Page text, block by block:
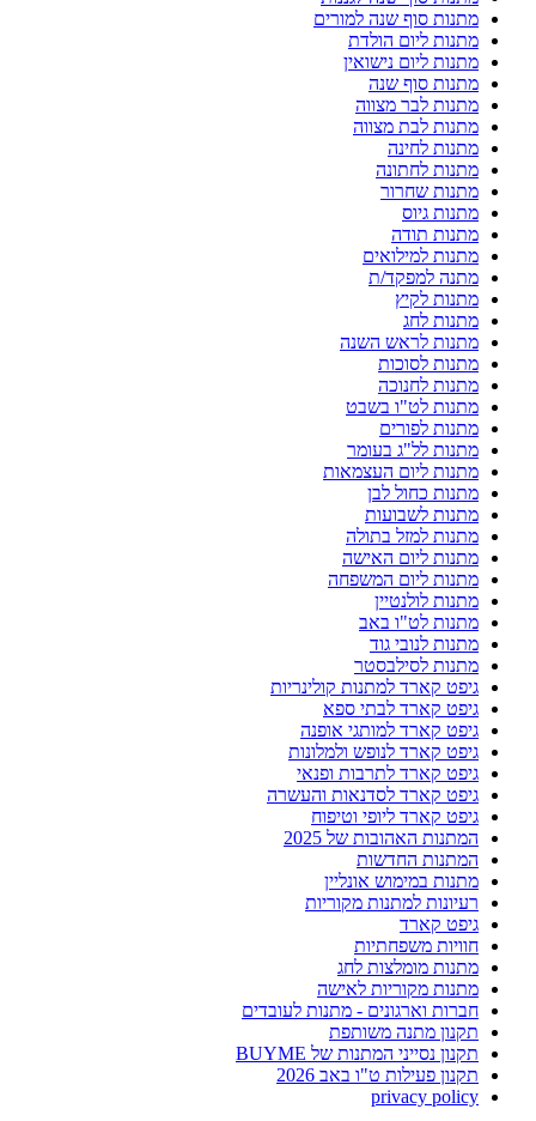
מתנות סוף שנה למורים
מתנות ליום הולדת
מתנות ליום נישואין
מתנות סוף שנה
מתנות לבר מצווה
מתנות לבת מצווה
מתנות לחינה
מתנות לחתונה
מתנות שחרור
מתנות גיוס
מתנות תודה
מתנות למילואים
מתנה למפקד/ת
מתנות לקיץ
מתנות לחג
מתנות לראש השנה
מתנות לסוכות
מתנות לחנוכה
מתנות לט"ו בשבט
מתנות לפורים
מתנות לל"ג בעומר
מתנות ליום העצמאות
מתנות כחול לבן
מתנות לשבועות
מתנות למזל בתולה
מתנות ליום האישה
מתנות ליום המשפחה
מתנות לולנטיין
מתנות לט"ו באב
מתנות לנובי גוד
מתנות לסילבסטר
גיפט קארד למתנות קולינריות
גיפט קארד לבתי ספא
גיפט קארד למותגי אופנה
גיפט קארד לנופש ולמלונות
גיפט קארד לתרבות ופנאי
גיפט קארד לסדנאות והעשרה
גיפט קארד ליופי וטיפוח
המתנות האהובות של 2025
המתנות החדשות
מתנות במימוש אונליין
רעיונות למתנות מקוריות
גיפט קארד
חוויות משפחתיות
מתנות מומלצות לחג
מתנות מקוריות לאישה
חברות וארגונים - מתנות לעובדים
תקנון מתנה משותפת
תקנון נסייני המתנות של BUYME
תקנון פעילות ט"ו באב 2026
privacy policy